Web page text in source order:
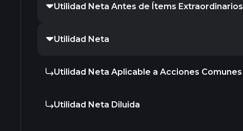
Utilidad Neta Antes de Ítems Extraordinarios
Utilidad Neta
Utilidad Neta Aplicable a Acciones Comunes
Utilidad Neta Diluida